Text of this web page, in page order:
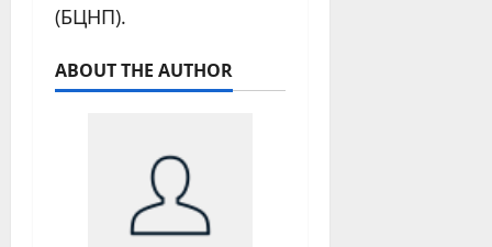
(БЦНП).
ABOUT THE AUTHOR